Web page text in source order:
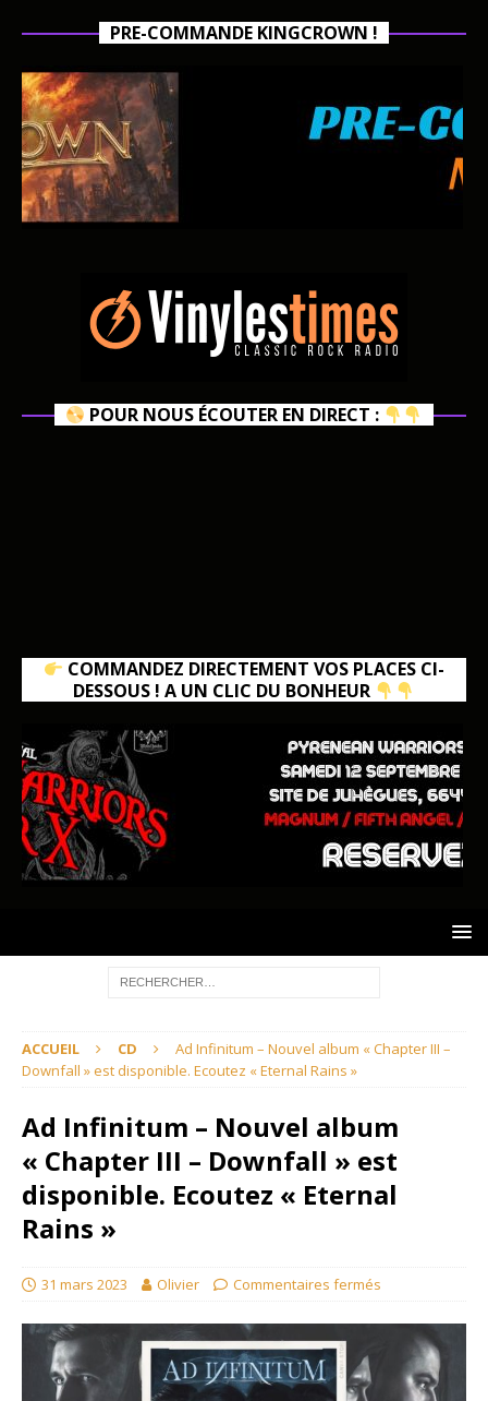
PRE-COMMANDE KINGCROWN !
POUR NOUS ÉCOUTER EN DIRECT :
COMMANDEZ DIRECTEMENT VOS PLACES CI-
DESSOUS ! A UN CLIC DU BONHEUR
ACCUEIL CD
Ad Infinitum – Nouvel album « Chapter III –
Downfall » est disponible. Ecoutez « Eternal Rains »
Ad Infinitum – Nouvel album
« Chapter III – Downfall » est
disponible. Ecoutez « Eternal
Rains »
31 mars 2023 Olivier Commentaires fermés